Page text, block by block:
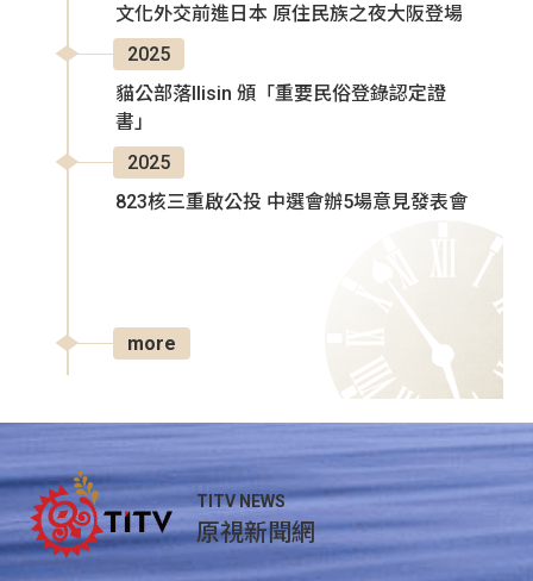
文化外交前進日本 原住民族之夜大阪登場
2025
貓公部落Ilisin 頒「重要民俗登錄認定證
書」
2025
823核三重啟公投 中選會辦5場意見發表會
more
TITV NEWS
原視新聞網